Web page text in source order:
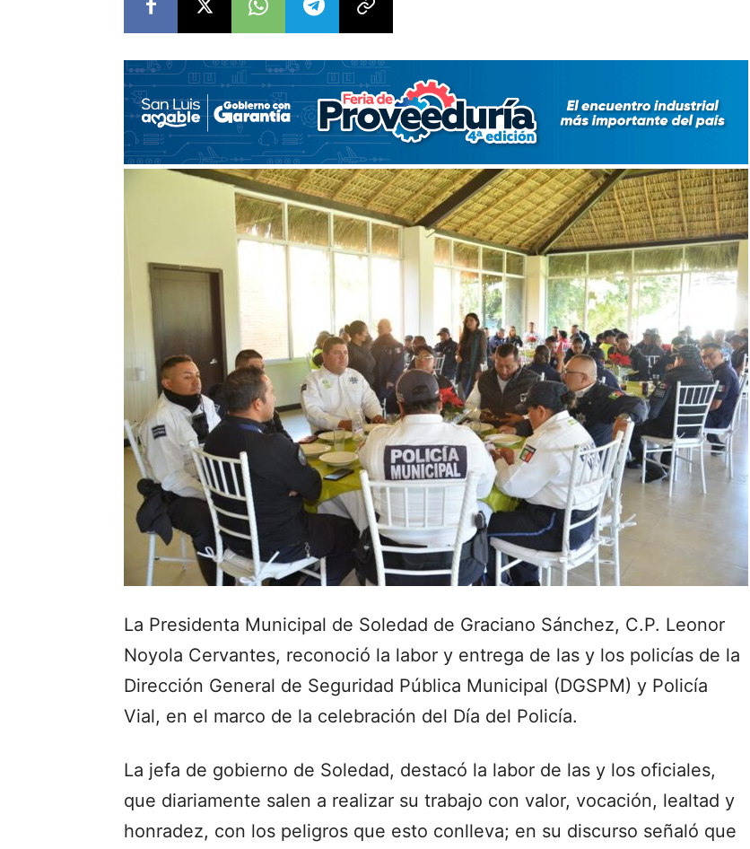
La Presidenta Municipal de Soledad de Graciano Sánchez, C.P. Leonor
Noyola Cervantes, reconoció la labor y entrega de las y los policías de la
Dirección General de Seguridad Pública Municipal (DGSPM) y Policía
Vial, en el marco de la celebración del Día del Policía.
La jefa de gobierno de Soledad, destacó la labor de las y los oficiales,
que diariamente salen a realizar su trabajo con valor, vocación, lealtad y
honradez, con los peligros que esto conlleva; en su discurso señaló que